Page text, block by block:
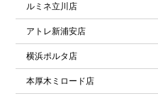
ルミネ立川店
アトレ新浦安店
横浜ポルタ店
本厚木ミロード店